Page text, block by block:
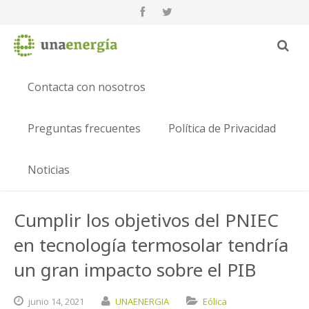
Contacta con nosotros
Preguntas frecuentes Política de Privacidad
Noticias
Cumplir los objetivos del PNIEC
en tecnología termosolar tendría
un gran impacto sobre el PIB
junio 14,2021 UNAENERGIA Eólica